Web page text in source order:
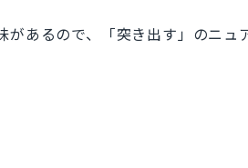
あるので、「突き出す」のニュ